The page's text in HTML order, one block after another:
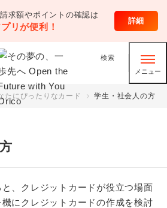
請求額やポイントの確認は
リが便利！
詳細
検索
メニュー
ビス
たにぴったりなカード 学生・社会人の方
、クレジットカードが役立つ場面
にクレジットカードの作成を検討